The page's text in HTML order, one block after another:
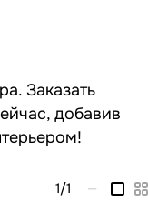
Заказать
добавив
1/1 —